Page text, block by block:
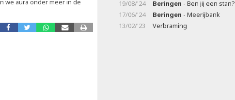
we aura onder meer in de
19/08/'24
Beringen - Ben jij een stan?
17/06/'24
Beringen - Meerijbank
13/02/'23
Verbraming